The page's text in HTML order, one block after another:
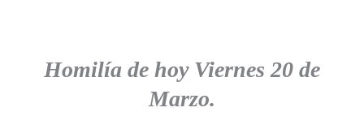
Homilía de hoy Viernes 20 de
Marzo.